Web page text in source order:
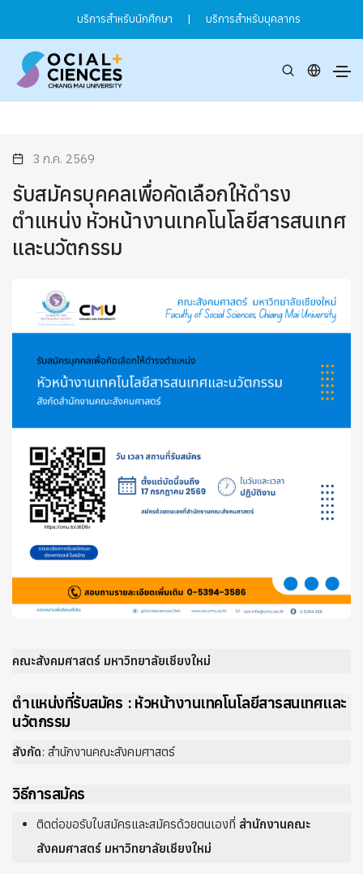
บริการสำหรับนักศึกษา | บริการสำหรับบุคลากร
3 ก.ค. 2569
รับสมัครบุคคลเพื่อคัดเลือกให้ดำรง
ตำแหน่ง หัวหน้างานเทคโนโลยีสารสนเทศ
และนวัตกรรม
คณะสังคมศาสตร์ มหาวิทยาลัยเชียงใหม่
ตำแหน่งที่รับสมัคร : หัวหน้างานเทคโนโลยีสารสนเทศและ
นวัตกรรม
สังกัด: สำนักงานคณะสังคมศาสตร์
วิธีการสมัคร
ติดต่อขอรับใบสมัครและสมัครด้วยตนเองที่ สำนักงานคณะ
สังคมศาสตร์ มหาวิทยาลัยเชียงใหม่